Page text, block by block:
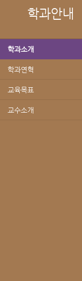
학과안내
학과소개
학과연혁
교육목표
교수소개